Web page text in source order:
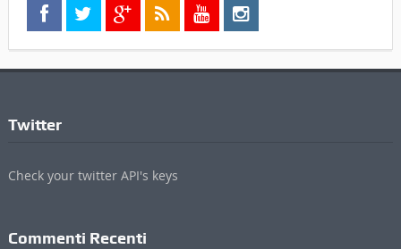
Twitter
Check your twitter API's keys
Commenti Recenti